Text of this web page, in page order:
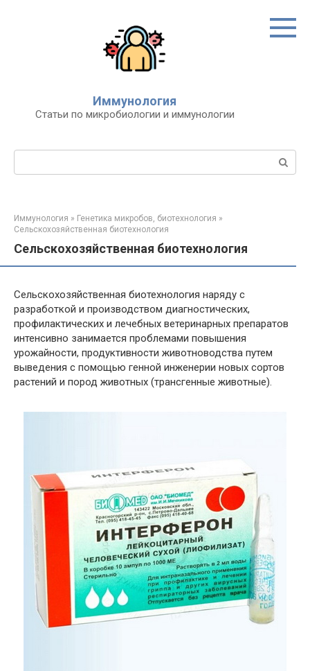
Иммунология
Статьи по микробиологии и иммунологии
Поиск:
Иммунология » Генетика микробов, биотехнология »
Сельскохозяйственная биотехнология
Сельскохозяйственная биотехнология
Сельскохозяйственная биотехнология наряду с
разработкой и производством диагностических,
профилактических и лечебных ветеринарных препаратов
интенсивно занимается проблемами повышения
урожайности, продуктивности животноводства путем
выведения с помощью генной инженерии новых сортов
растений и пород животных (трансгенные животные).